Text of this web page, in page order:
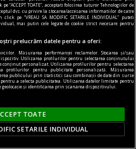
remote
din IT spun că ofertele de
devenit excepții, iar
hibridă sau la
la birou.
pe “ACCEPT TOATE”, acceptati folosirea tuturor Tehnologiilor de
dvs. cu privire la stocarea/accesarea informatiilor de catre
pe “VREAU SA MODIFIC SETARILE INDIVIDUAL” puteti
mai putin cele legate de cookie strict necesare pentru
prelucrăm datele pentru a oferi:
Măsurarea performanței reclamelor. Stocarea și/sau
Utilizarea profilurilor pentru selectarea conținutului
conținut personalizat. Utilizarea profilurilor pentru selectarea
profilurilor pentru publicitate personalizată. Măsurarea
publicului prin statistici sau combinații de date din surse
a selecta publicitatea. Utilizarea datelor limitate pentru
geolocație și identificarea prin scanarea dispozitivului.
TOATE
SETARILE INDIVIDUAL